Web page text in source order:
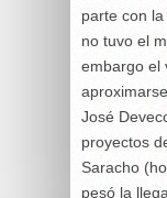
parte con
no tuvo el
embargo el
José
proyectos
Saracho
pesó la